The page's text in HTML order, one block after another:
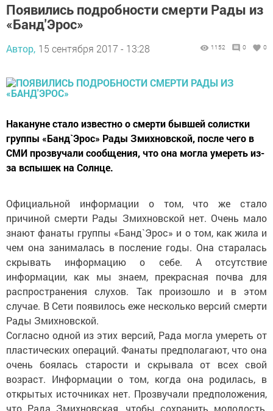
Появились подробности смерти Рады из
«Банд'Эрос»
Автор, 15 сентября 2017 - 13:28 1152 0 0
Накануне стало известно о смерти бывшей солистки
группы «Банд`Эрос» Рады Змихновской, после чего в
СМИ прозвучали сообщения, что она могла умереть из-
за вспышек на Солнце.
Официальной информации о том, что же стало
причиной смерти Рады Змихновской нет. Очень мало
знают фанаты группы «Банд`Эрос» и о том, как жила и
чем она занималась в посление годы. Она старалась
скрывать информацию о себе. А отсутствие
информации, как мы знаем, прекрасная почва для
распространения слухов. Так произошло и в этом
случае. В Сети появилось еже несколько версий смерти
Рады Змихновской.
Согласно одной из этих версий, Рада могла умереть от
пластических операций. Фанаты предполагают, что она
очень боялась старости и скрывала от всех свой
возраст. Информации о том, когда она родилась, в
открытых источниках нет. Прозвучали предположения,
что Рада Змихновская, чтобы сохранить молодость,